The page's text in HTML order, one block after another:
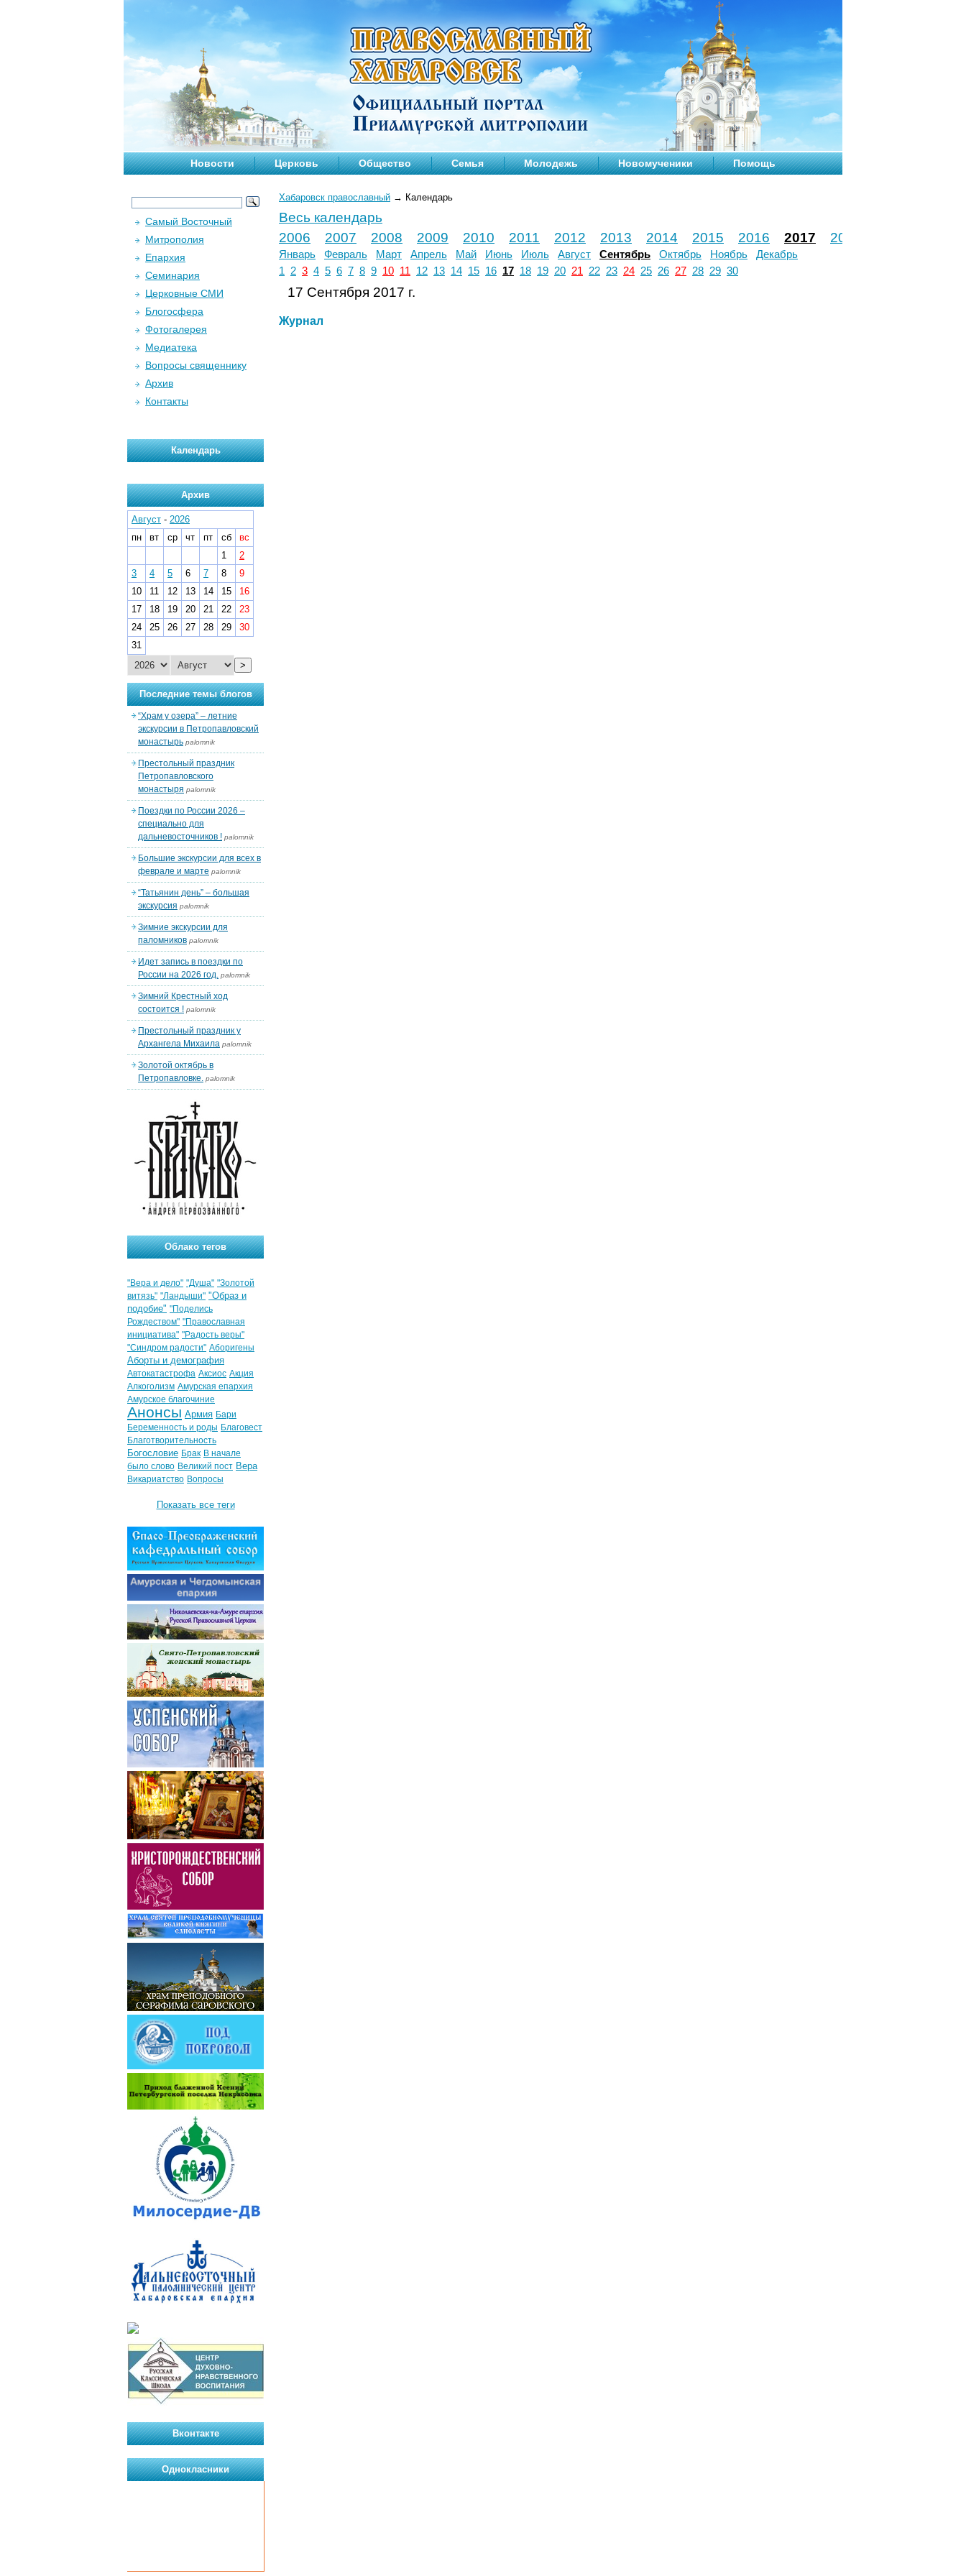
Новости Церковь Общество Семья Молодежь Новомученики Помощь
Хабаровск православный → Календарь
Весь календарь
2006
2007 2008 2009 2010 2011 2012 2013 2014 2015 2016 2017 2018
Январь Февраль Март Апрель Май Июнь Июль Август Сентябрь Октябрь Ноябрь
Декабрь
1
2 3 4 5 6 7 8 9 10 11 12 13 14 15 16 17 18 19 20 21 22 23 24 25 26 27 28 29 30
17 Сентября 2017 г.
Журнал
Самый Восточный
Митрополия
Епархия
Семинария
Церковные СМИ
Блогосфера
Фотогалерея
Медиатека
Вопросы священнику
Архив
Контакты
Календарь
Архив
Август - 2026
пн
вт ср чт пт сб
вс
1
2
3
4 5 6 7 8
9
10
11 12 13 14 15
16
17
18 19 20 21 22
23
24
25 26 27 28 29
30
31
>
Последние темы блогов
“Храм у озера” – летние
экскурсии в Петропавловский
монастырь palomnik
Престольный праздник
Петропавловского
монастыря palomnik
Поездки по России 2026 –
специально для
дальневосточников ! palomnik
Большие экскурсии для всех в
феврале и марте palomnik
“Татьянин день” – большая
экскурсия palomnik
Зимние экскурсии для
паломников palomnik
Идет запись в поездки по
России на 2026 год. palomnik
Зимний Крестный ход
состоится ! palomnik
Престольный праздник у
Архангела Михаила palomnik
Золотой октябрь в
Петропавловке. palomnik
Облако тегов
"Вера и дело" "Душа" "Золотой
витязь" "Ландыши" "Образ и
подобие" "Поделись
Рождеством" "Православная
инициатива" "Радость веры"
"Синдром радости" Аборигены
Аборты и демография
Автокатастрофа Аксиос Акция
Алкоголизм Амурская епархия
Амурское благочиние
Анонсы Армия Бари
Беременность и роды Благовест
Благотворительность
Богословие Брак В начале
было слово Великий пост Вера
Викариатство Вопросы
Показать все теги
Вконтакте
Однокласники